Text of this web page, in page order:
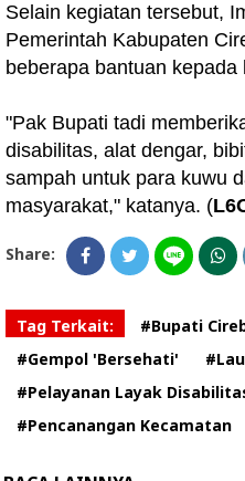
Selain kegiatan tersebut,
Pemerintah Kabupaten
beberapa bantuan
"Pak Bupati tadi
disabilitas, alat dengar,
sampah untuk para kuwu
masyarakat," katanya. (
Share:
Tag Terkait: #Bupati
#Gempol 'Bersehati'
#Pelayanan Layak
#Pencanangan Kecamatan